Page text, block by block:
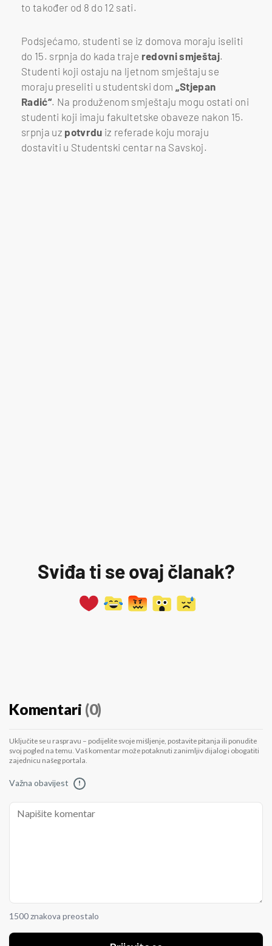
to također od 8 do 12 sati.
Podsjećamo, studenti se iz domova moraju iseliti
do 15. srpnja do kada traje redovni smještaj.
Studenti koji ostaju na ljetnom smještaju se
moraju preseliti u studentski dom „Stjepan
Radić“. Na produženom smještaju mogu ostati oni
studenti koji imaju fakultetske obaveze nakon 15.
srpnja uz potvrdu iz referade koju moraju
dostaviti u Studentski centar na Savskoj.
Sviđa ti se ovaj članak?
Komentari (0)
Uključite se u raspravu – podijelite svoje mišljenje, postavite pitanja ili ponudite
svoj pogled na temu. Vaš komentar može potaknuti zanimljiv dijalog i obogatiti
zajednicu našeg portala.
Važna obavijest !
1500 znakova preostalo